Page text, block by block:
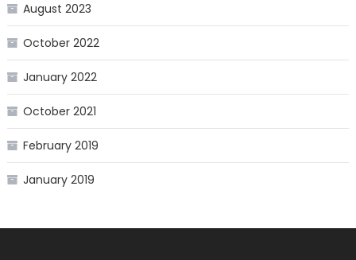
August 2023
October 2022
January 2022
October 2021
February 2019
January 2019